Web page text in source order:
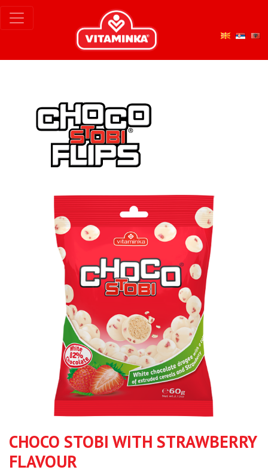
CHOCO STOBI WITH STRAWBERRY
FLAVOUR